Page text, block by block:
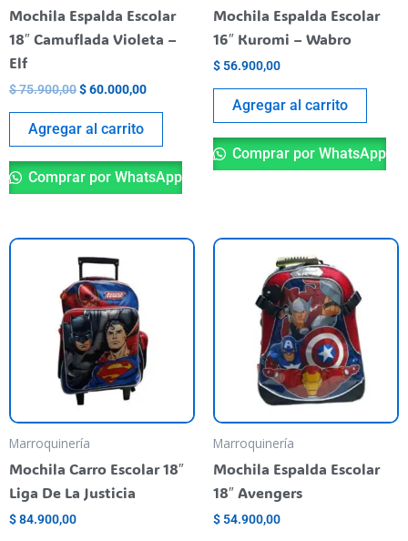
Mochila Espalda Escolar
18″ Camuflada Violeta –
Elf
$75.900,00$60.000,00
Agregar al carrito
Comprar por WhatsApp
Mochila Espalda Escolar
16″ Kuromi – Wabro
$ 56.900,00
Agregar al carrito
Comprar por WhatsApp
Marroquinería
Mochila Carro Escolar 18″
Liga De La Justicia
$84.900,00
Marroquinería
Mochila Espalda Escolar
18″ Avengers
$ 54.900,00